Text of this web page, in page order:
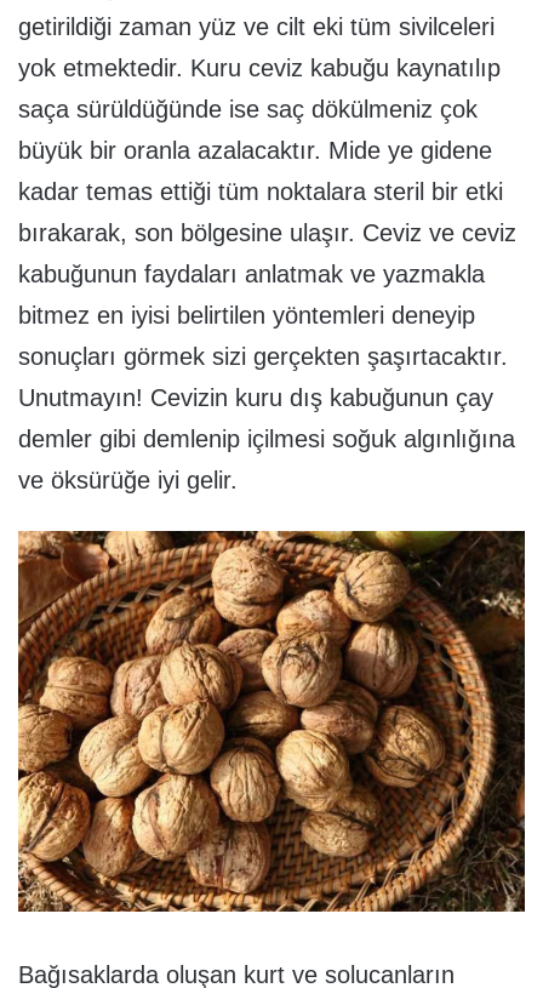
getirildiği zaman yüz ve cilt eki tüm sivilceleri
yok etmektedir. Kuru ceviz kabuğu kaynatılıp
saça sürüldüğünde ise saç dökülmeniz çok
büyük bir oranla azalacaktır. Mide ye gidene
kadar temas ettiği tüm noktalara steril bir etki
bırakarak, son bölgesine ulaşır. Ceviz ve ceviz
kabuğunun faydaları anlatmak ve yazmakla
bitmez en iyisi belirtilen yöntemleri deneyip
sonuçları görmek sizi gerçekten şaşırtacaktır.
Unutmayın! Cevizin kuru dış kabuğunun çay
demler gibi demlenip içilmesi soğuk algınlığına
ve öksürüğe iyi gelir.
Bağısaklarda oluşan kurt ve solucanların